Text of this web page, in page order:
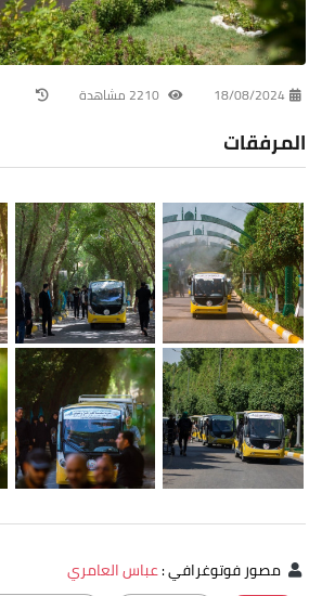
18/08/2024
المرفقات
مصور فوتوغرافي:عباس العامري